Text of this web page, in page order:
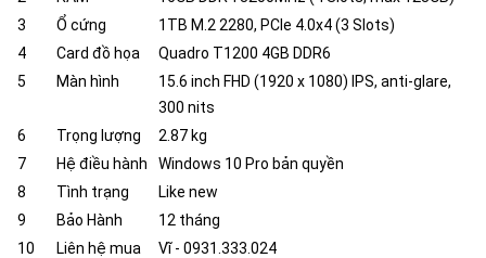
3
Ổ cứng
1TB M.2 2280, PCIe 4.0x4 (3 Slots)
4
Card đồ họa
Quadro T1200 4GB DDR6
5
Màn hình
15.6 inch FHD (1920 x 1080) IPS, anti-glare,
300 nits
6
Trọng lượng
2.87 kg
7
Hệ điều hành
Windows 10 Pro bản quyền
8
Tình trạng
Like new
9
Bảo Hành
12 tháng
10
Liên hệ mua
Vĩ - 0931.333.024